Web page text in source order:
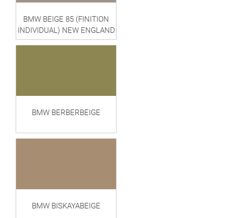
BMW BEIGE 85 (FINITION
INDIVIDUAL) NEW ENGLAND
BMW BERBERBEIGE
BMW BISKAYABEIGE